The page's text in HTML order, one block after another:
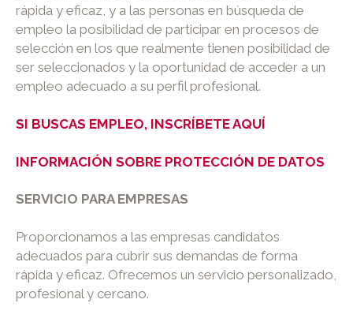
rápida y eficaz, y a las personas en búsqueda de
empleo la posibilidad de participar en procesos de
selección en los que realmente tienen posibilidad de
ser seleccionados y la oportunidad de acceder a un
empleo adecuado a su perfil profesional.
SI BUSCAS EMPLEO, INSCRÍBETE AQUÍ
INFORMACIÓN SOBRE PROTECCIÓN DE DATOS
SERVICIO PARA EMPRESAS
Proporcionamos a las empresas candidatos
adecuados para cubrir sus demandas de forma
rápida y eficaz. Ofrecemos un servicio personalizado,
profesional y cercano.